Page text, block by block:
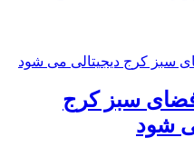
سبز کرج
شود